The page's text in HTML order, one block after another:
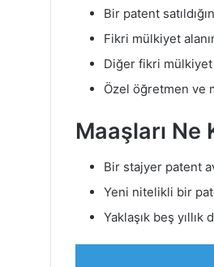
Bir patent
Fikri mülkiyet
Diğer fikri mülkiyet
Özel öğretmen ve
Maaşları Ne
Bir stajyer patent
Yeni nitelikli bir
Yaklaşık beş